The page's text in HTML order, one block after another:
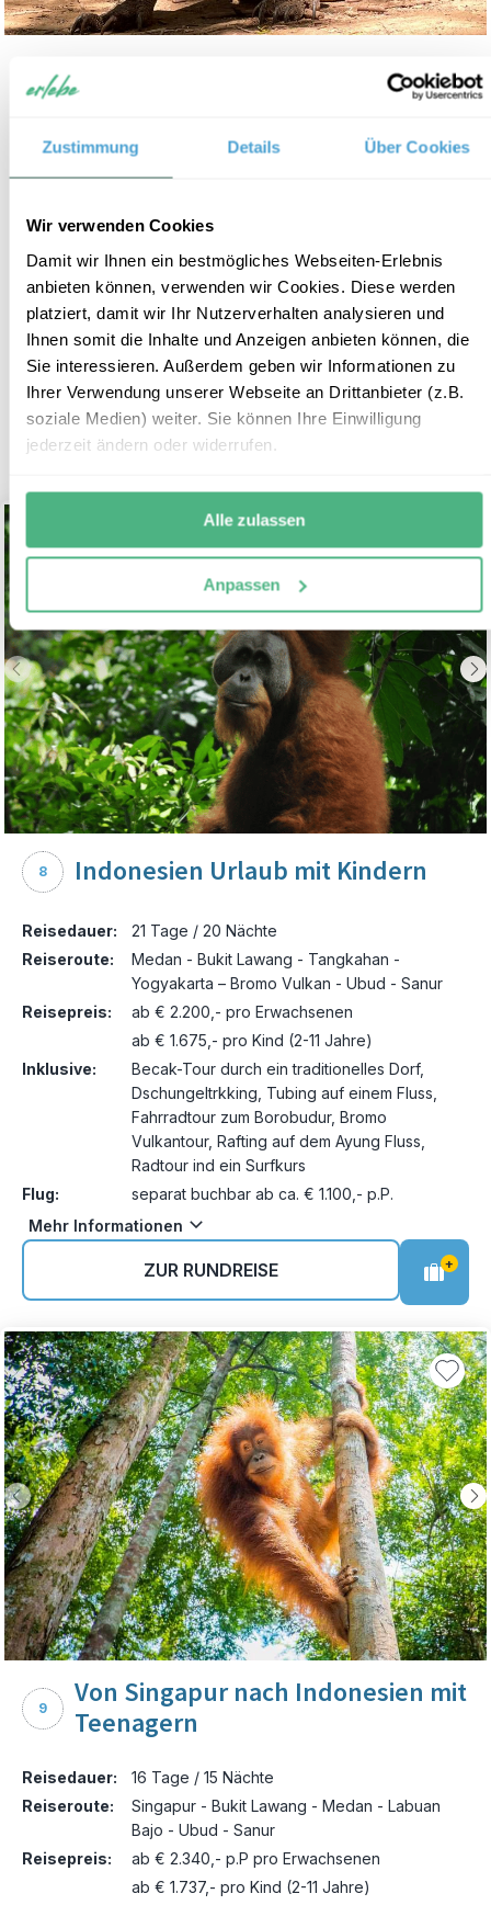
Zustimmung Details Über Cookies
Wir verwenden Cookies
Damit wir Ihnen ein bestmögliches Webseiten-Erlebnis
anbieten können, verwenden wir Cookies. Diese werden
platziert, damit wir Ihr Nutzerverhalten analysieren und
Ihnen somit die Inhalte und Anzeigen anbieten können, die
Sie interessieren. Außerdem geben wir Informationen zu
Ihrer Verwendung unserer Webseite an Drittanbieter (z.B.
soziale Medien) weiter. Sie können Ihre Einwilligung
jederzeit ändern oder widerrufen.
Alle zulassen
Anpassen
7
Spuren der Warane
Reisedauer:
18 Tage / 17 Nächte
Reiseroute:
Ubud - Pemuteran - Lovina - Sanur - Labuan
Reisepreis:
ab € 2.095,- pro Erwachsenen
ab € 1.575,- pro Kind (2-11 Jahre)
Inklusive:
Radtour durch die Reisfelder, Schnorcheltour,
Buggy-Tour durch den Dschungel und
Ausflüge nach Komodo und Padar
Flug:
separat buchbar ab ca. € 1.100,- p.P.
Mehr Informationen
ZUR RUNDREISE
8 Indonesien Urlaub mit Kindern
Reisedauer:
21 Tage / 20 Nächte
Reiseroute:
Medan - Bukit Lawang - Tangkahan -
Yogyakarta – Bromo Vulkan - Ubud - Sanur
Reisepreis:
ab € 2.200,- pro Erwachsenen
ab € 1.675,- pro Kind (2-11 Jahre)
Inklusive:
Becak-Tour durch ein traditionelles Dorf,
Dschungeltrkking, Tubing auf einem Fluss,
Fahrradtour zum Borobudur, Bromo
Vulkantour, Rafting auf dem Ayung Fluss,
Radtour ind ein Surfkurs
Flug:
separat buchbar ab ca. € 1.100,- p.P.
Mehr Informationen
ZUR RUNDREISE +
9
Von Singapur nach Indonesien mit
Teenagern
Reisedauer:
16 Tage / 15 Nächte
Reiseroute:
Singapur - Bukit Lawang - Medan - Labuan
Bajo - Ubud - Sanur
Reisepreis:
ab € 2.340,- p.P pro Erwachsenen
ab € 1.737,- pro Kind (2-11 Jahre)